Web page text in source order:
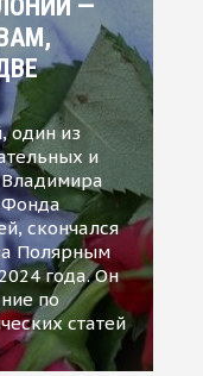
—
один из
и
Фонда
скончался
Полярным
года. Он
по
статей